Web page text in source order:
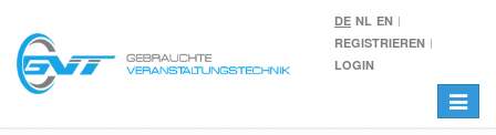
DE NL EN
REGISTRIEREN
LOGIN
Toggle